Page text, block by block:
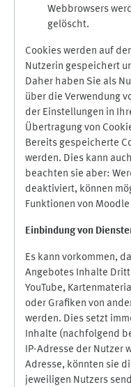
Webbrowsers
gelöscht.
Cookies werden auf
Nutzerin gespeichert
Daher haben Sie als
über die Verwendung
der Einstellungen in
Übertragung von
Bereits gespeicherte
werden. Dies kann
beachten sie aber:
deaktiviert, können
Funktionen von
Einbindung von
Es kann vorkommen,
Angebotes Inhalte
YouTube,
oder Grafiken von
werden. Dies setzt
Inhalte (nachfolgend
IP-Adresse der Nutzer
Adresse, könnten sie
jeweiligen Nutzers